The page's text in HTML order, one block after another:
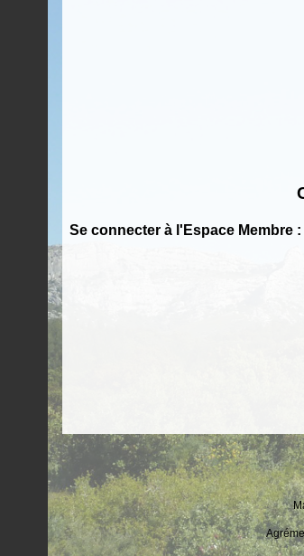
Se connecter à l'Espace Membre :